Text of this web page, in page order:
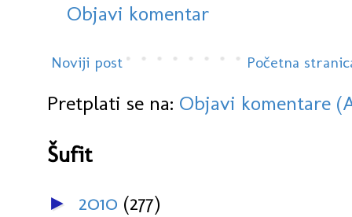
Objavi komentar
Noviji post Početna
Pretplati se na: Objavi komentare
Šufit
► 2010 (277)